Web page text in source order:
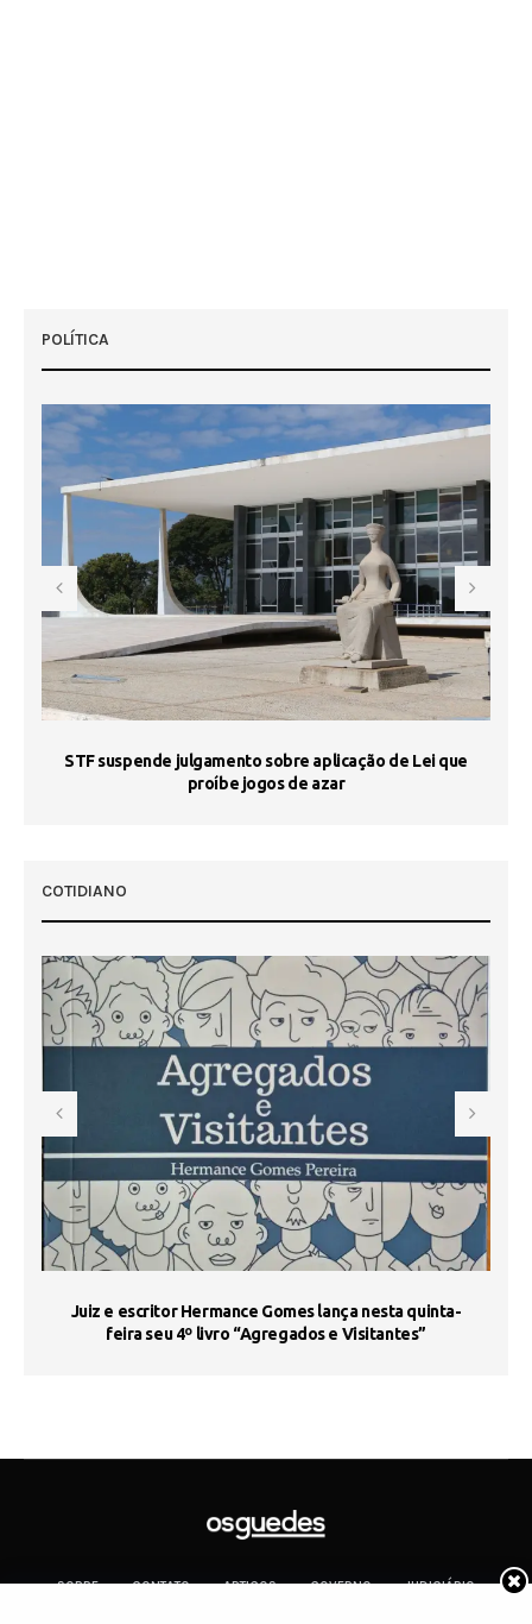
POLÍTICA
STF suspende julgamento sobre aplicação de Lei que
proíbe jogos de azar
COTIDIANO
Juiz e escritor Hermance Gomes lança nesta quinta-
feira seu 4º livro “Agregados e Visitantes”
SOBRE CONTATO ARTIGOS GOVERNO
JUDICIÁRIO